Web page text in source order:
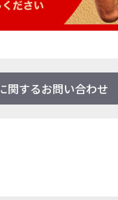
関するお問い合わせ